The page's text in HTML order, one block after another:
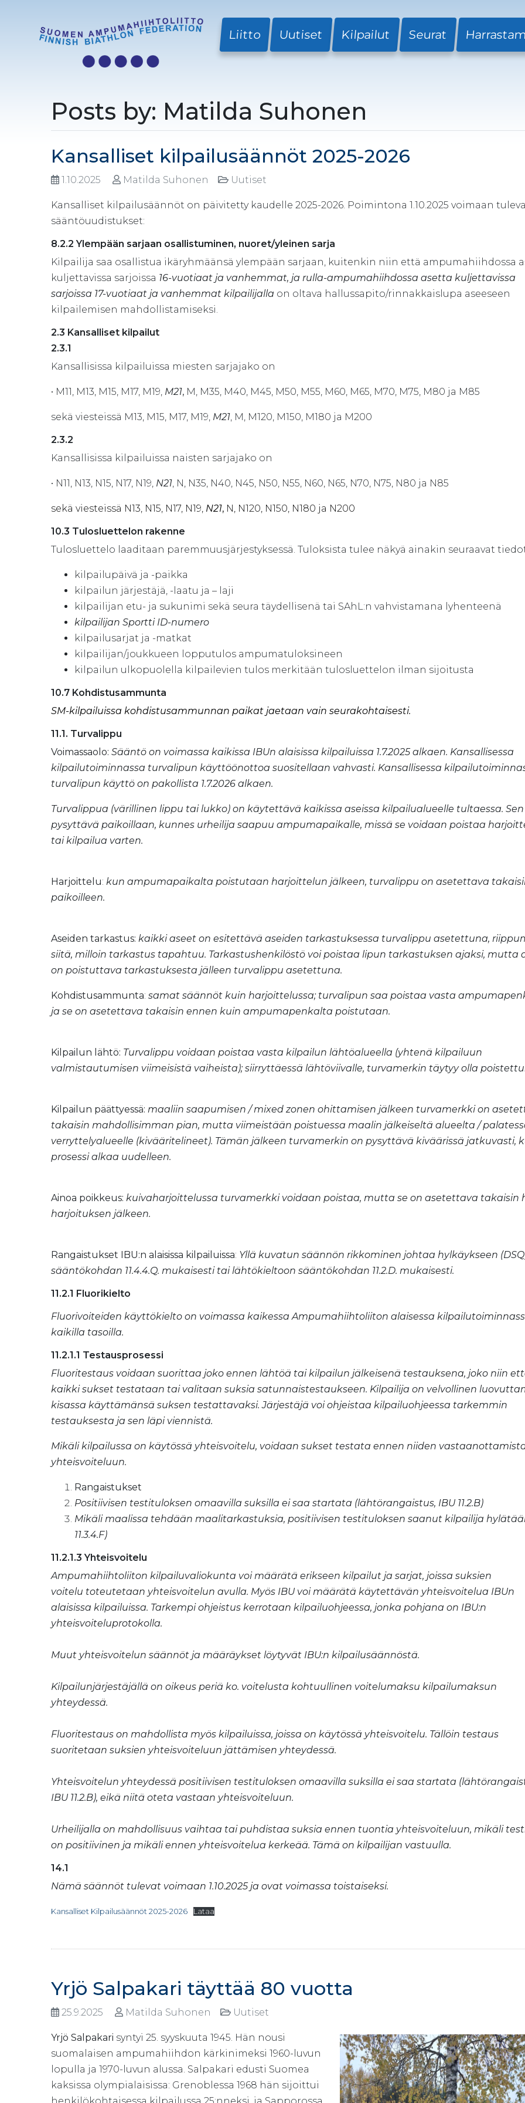
Liitto Uutiset Kilpailut Seurat
Posts by: Matilda Suhonen
Kansalliset kilpailusäännöt 2025-2026
1.10.2025 Matilda Suhonen Uutiset
Kansalliset kilpailusäännöt on päivitetty kaudelle 2025-2026. Poimintona 1.10.2025 voimaan
sääntöuudistukset:
8.2.2 Ylempään sarjaan osallistuminen, nuoret/yleinen sarja
Kilpailija saa osallistua ikäryhmäänsä ylempään sarjaan, kuitenkin niin että ampumahiihdossa
kuljettavissa sarjoissa 16-vuotiaat ja vanhemmat, ja rulla-ampumahiihdossa asetta kuljettavissa
sarjoissa 17-vuotiaat ja vanhemmat kilpailijalla on oltava hallussapito/rinnakkaislupa aseeseen
kilpailemisen mahdollistamiseksi.
2.3 Kansalliset kilpailut
2.3.1
Kansallisissa kilpailuissa miesten sarjajako on
• M11, M13, M15, M17, M19, M21, M, M35, M40, M45, M50, M55, M60, M65, M70, M75, M80 ja M85
sekä viesteissä M13, M15, M17, M19, M21, M, M120, M150, M180 ja M200
2.3.2
Kansallisissa kilpailuissa naisten sarjajako on
• N11, N13, N15, N17, N19, N21, N, N35, N40, N45, N50, N55, N60, N65, N70, N75, N80 ja N85
sekä viesteissä N13, N15, N17, N19, N21, N, N120, N150, N180 ja N200
10.3 Tulosluettelon rakenne
Tulosluettelo laaditaan paremmuusjärjestyksessä. Tuloksista tulee näkyä ainakin seuraavat
kilpailupäivä ja -paikka
kilpailun järjestäjä, -laatu ja – laji
kilpailijan etu- ja sukunimi sekä seura täydellisenä tai SAhL:n vahvistamana lyhenteenä
kilpailijan Sportti ID-numero
kilpailusarjat ja -matkat
kilpailijan/joukkueen lopputulos ampumatuloksineen
kilpailun ulkopuolella kilpailevien tulos merkitään tulosluettelon ilman sijoitusta
10.7 Kohdistusammunta
SM-kilpailuissa kohdistusammunnan paikat jaetaan vain seurakohtaisesti.
11.1. Turvalippu
Voimassaolo: Sääntö on voimassa kaikissa IBUn alaisissa kilpailuissa 1.7.2025 alkaen. Kansallisessa
kilpailutoiminnassa turvalipun käyttöönottoa suositellaan vahvasti. Kansallisessa
turvalipun käyttö on pakollista 1.7.2026 alkaen.
Turvalippua (värillinen lippu tai lukko) on käytettävä kaikissa aseissa kilpailualueelle tultaessa. Sen
pysyttävä paikoillaan, kunnes urheilija saapuu ampumapaikalle, missä se voidaan poistaa
tai kilpailua varten.
Harjoittelu: kun ampumapaikalta poistutaan harjoittelun jälkeen, turvalippu on asetettava
paikoilleen.
Aseiden tarkastus: kaikki aseet on esitettävä aseiden tarkastuksessa turvalippu asetettuna,
siitä, milloin tarkastus tapahtuu. Tarkastushenkilöstö voi poistaa lipun tarkastuksen ajaksi, mutta
on poistuttava tarkastuksesta jälleen turvalippu asetettuna.
Kohdistusammunta: samat säännöt kuin harjoittelussa; turvalipun saa poistaa vasta
ja se on asetettava takaisin ennen kuin ampumapenkalta poistutaan.
Kilpailun lähtö: Turvalippu voidaan poistaa vasta kilpailun lähtöalueella (yhtenä kilpailuun
valmistautumisen viimeisistä vaiheista); siirryttäessä lähtöviivalle, turvamerkin täytyy olla
Kilpailun päättyessä: maaliin saapumisen / mixed zonen ohittamisen jälkeen turvamerkki on
takaisin mahdollisimman pian, mutta viimeistään poistuessa maalin jälkeiseltä alueelta /
verryttelyalueelle (kivääritelineet). Tämän jälkeen turvamerkin on pysyttävä kiväärissä jatkuvasti,
prosessi alkaa uudelleen.
Ainoa poikkeus: kuivaharjoittelussa turvamerkki voidaan poistaa, mutta se on asetettava takaisin
harjoituksen jälkeen.
Rangaistukset IBU:n alaisissa kilpailuissa: Yllä kuvatun säännön rikkominen johtaa hylkäykseen
sääntökohdan 11.4.4.Q. mukaisesti tai lähtökieltoon sääntökohdan 11.2.D. mukaisesti.
11.2.1 Fluorikielto
Fluorivoiteiden käyttökielto on voimassa kaikessa Ampumahiihtoliiton alaisessa
kaikilla tasoilla.
11.2.1.1 Testausprosessi
Fluoritestaus voidaan suorittaa joko ennen lähtöä tai kilpailun jälkeisenä testauksena, joko niin
kaikki sukset testataan tai valitaan suksia satunnaistestaukseen. Kilpailija on velvollinen
kisassa käyttämänsä suksen testattavaksi. Järjestäjä voi ohjeistaa kilpailuohjeessa tarkemmin
testauksesta ja sen läpi viennistä.
Mikäli kilpailussa on käytössä yhteisvoitelu, voidaan sukset testata ennen niiden
yhteisvoiteluun.
Rangaistukset
Positiivisen testituloksen omaavilla suksilla ei saa startata (lähtörangaistus, IBU 11.2.B)
Mikäli maalissa tehdään maalitarkastuksia, positiivisen testituloksen saanut kilpailija
11.3.4.F)
11.2.1.3 Yhteisvoitelu
Ampumahiihtoliiton kilpailuvaliokunta voi määrätä erikseen kilpailut ja sarjat, joissa suksien
voitelu toteutetaan yhteisvoitelun avulla. Myös IBU voi määrätä käytettävän yhteisvoitelua IBUn
alaisissa kilpailuissa. Tarkempi ohjeistus kerrotaan kilpailuohjeessa, jonka pohjana on IBU:n
yhteisvoiteluprotokolla.
Muut yhteisvoitelun säännöt ja määräykset löytyvät IBU:n kilpailusäännöstä.
Kilpailunjärjestäjällä on oikeus periä ko. voitelusta kohtuullinen voitelumaksu kilpailumaksun
yhteydessä.
Fluoritestaus on mahdollista myös kilpailuissa, joissa on käytössä yhteisvoitelu. Tällöin testaus
suoritetaan suksien yhteisvoiteluun jättämisen yhteydessä.
Yhteisvoitelun yhteydessä positiivisen testituloksen omaavilla suksilla ei saa startata
IBU 11.2.B), eikä niitä oteta vastaan yhteisvoiteluun.
Urheilijalla on mahdollisuus vaihtaa tai puhdistaa suksia ennen tuontia yhteisvoiteluun, mikäli
on positiivinen ja mikäli ennen yhteisvoitelua kerkeää. Tämä on kilpailijan vastuulla.
14.1
Nämä säännöt tulevat voimaan 1.10.2025 ja ovat voimassa toistaiseksi.
Kansalliset Kilpailusäännöt 2025-2026 Lataa
Yrjö Salpakari täyttää 80 vuotta
25.9.2025 Matilda Suhonen Uutiset
Yrjö Salpakari syntyi 25. syyskuuta 1945. Hän nousi
suomalaisen ampumahiihdon kärkinimeksi 1960-luvun
lopulla ja 1970-luvun alussa. Salpakari edusti Suomea
kaksissa olympialaisissa: Grenoblessa 1968 hän sijoittui